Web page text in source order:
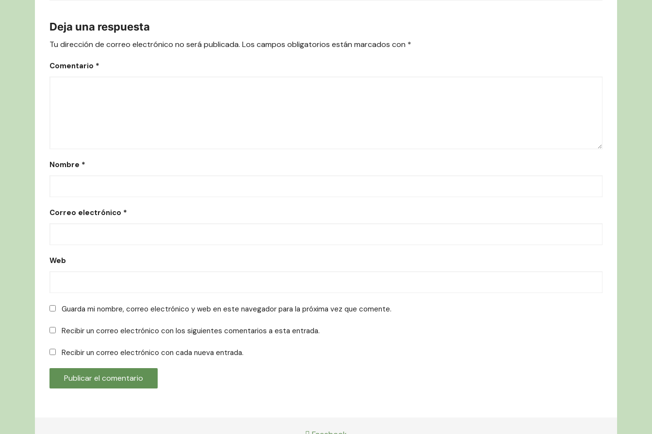
las
entradas
Deja una respuesta
Tu dirección de correo electrónico no será publicada. Los campos obligatorios están marcados con *
Comentario *
Nombre *
Correo electrónico *
Web
Guarda mi nombre, correo electrónico y web en este navegador para la próxima vez que comente.
Recibir un correo electrónico con los siguientes comentarios a esta entrada.
Recibir un correo electrónico con cada nueva entrada.